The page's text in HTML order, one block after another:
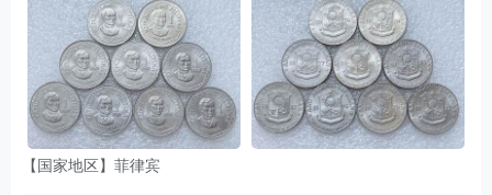
【国家地区】菲律宾